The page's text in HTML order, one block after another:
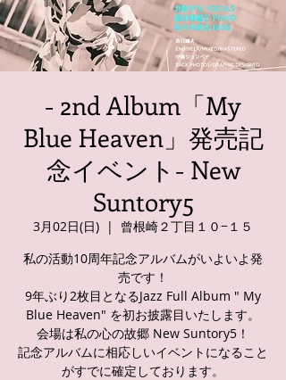
- 2nd Album「My
Blue Heaven」発売記
念イベント- New
Suntory5
3月02日(日)
  |
曾根崎２丁目１０−１５
私の活動10周年記念アルバムがいよいよ発
売です！
9年ぶり2枚目となるJazz Full Album " My
Blue Heaven" を初お披露目いたします。
会場は私の心の故郷 New Suntory5！
記念アルバムに相応しいイベントになること
がすでに確定しております。